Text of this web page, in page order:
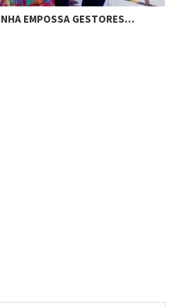
EMPOSSA GESTORES…